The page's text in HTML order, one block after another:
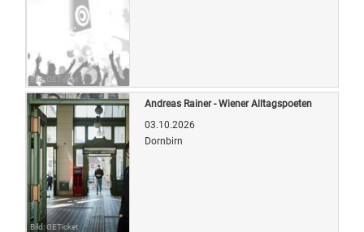
Bild: OETicket
Bild: OETicket
Andreas Rainer - Wiener Alltagspoeten
03.10.2026
Dornbirn